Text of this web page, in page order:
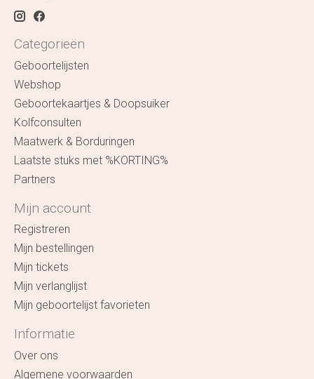
Categorieën
Geboortelijsten
Webshop
Geboortekaartjes & Doopsuiker
Kolfconsulten
Maatwerk & Borduringen
Laatste stuks met %KORTING%
Partners
Mijn account
Registreren
Mijn bestellingen
Mijn tickets
Mijn verlanglijst
Mijn geboortelijst favorieten
Informatie
Over ons
Algemene voorwaarden